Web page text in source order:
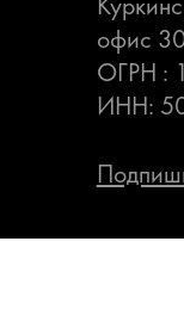
офис
ОГРН :
ИНН: